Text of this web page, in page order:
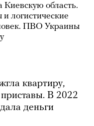
Киевскую область.
логистические
ПВО Украины
квартиру,
В 2022
деньги